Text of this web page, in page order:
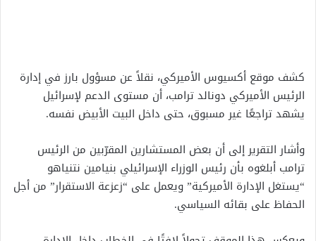
كشف موقع أكسيوس الأميركي، نقلاً عن مسؤول بارز في إدارة
الرئيس الأميركي دونالد ترامب، أن مستوى الدعم لإسرائيل
يشهد تراجعًا غير مسبوق، حتى داخل البيت الأبيض نفسه.
وأشار التقرير إلى أن بعض المستشارين المقرّبين من الرئيس
ترامب أبلغوه بأن رئيس الوزراء الإسرائيلي بنيامين نتنياهو
“يستغل الإدارة الأميركية” ويعمل على “زعزعة الاستقرار” من أجل
الحفاظ على بقائه السياسي.